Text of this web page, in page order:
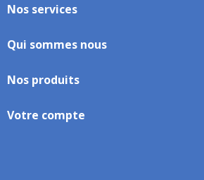
Nos services
Qui sommes nous
Nos produits
Votre compte